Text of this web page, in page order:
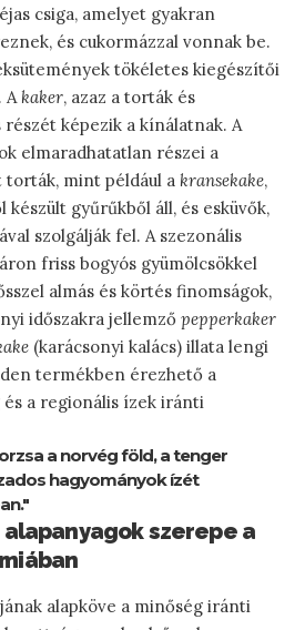
csiga, amelyet gyakran
és cukormázzal vonnak be.
tökéletes kiegészítői
Akaker, azaz a torták és
képezik a kínálatnak. A
elmaradhatatlan részei a
mint például a kransekake,
készült gyűrűkből áll, és esküvők,
szolgálják fel. A szezonális
friss bogyós gyümölcsökkel
almás és körtés finomságok,
időszakra jellemző pepperkaker
(karácsonyi kalács) illata lengi
termékben érezhető a
és a regionális ízek iránti
a norvég föld, a tenger
hagyományok ízét
alapanyagok szerepe a
alapköve a minőség iránti